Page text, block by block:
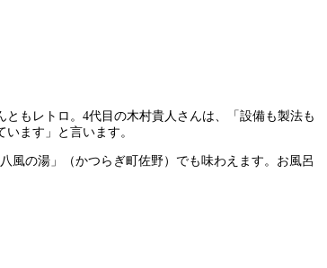
もレトロ。4代目の木村貴人さんは、「設備も製法も
ます」と言います。
風の湯」（かつらぎ町佐野）でも味わえます。お風呂